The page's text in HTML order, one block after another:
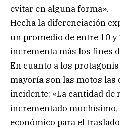
evitar en alguna forma».
Hecha la diferenciación
un promedio de entre 10
incrementa más los fines
En cuanto a los
mayoría son las motos las
incidente: «La cantidad de
incrementado muchísimo,
económico para el